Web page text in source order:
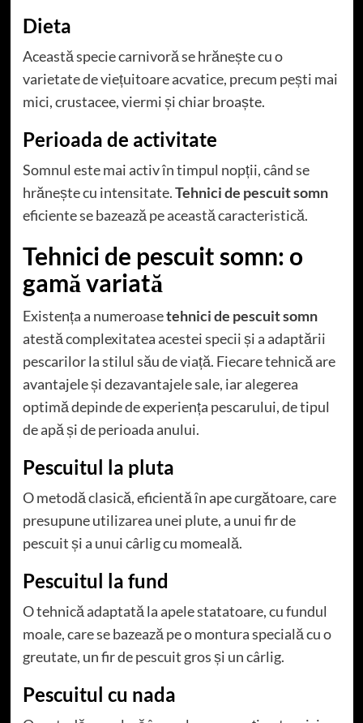
Dieta
Această specie carnivoră se hrănește cu o
varietate de viețuitoare acvatice, precum pești mai
mici, crustacee, viermi și chiar broaște.
Perioada de activitate
Somnul este mai activ în timpul nopții, când se
hrănește cu intensitate.Tehnici de pescuit somn
eficiente se bazează pe această caracteristică.
Tehnici de pescuit somn: o
gamă variată
Existența a numeroasetehnici de pescuit somn
atestă complexitatea acestei specii și a adaptării
pescarilor la stilul său de viață. Fiecare tehnică are
avantajele și dezavantajele sale, iar alegerea
optimă depinde de experiența pescarului, de tipul
de apă și de perioada anului.
Pescuitul la pluta
O metodă clasică, eficientă în ape curgătoare, care
presupune utilizarea unei plute, a unui fir de
pescuit și a unui cârlig cu momeală.
Pescuitul la fund
O tehnică adaptată la apele statatoare, cu fundul
moale, care se bazează pe o montura specială cu o
greutate, un fir de pescuit gros și un cârlig.
Pescuitul cu nada